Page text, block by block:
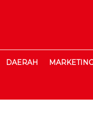
DAERAH